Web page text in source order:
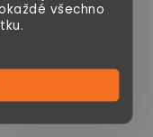
všechno
prostorný
na nářadí,
do dílny
kůlny, 1 velká